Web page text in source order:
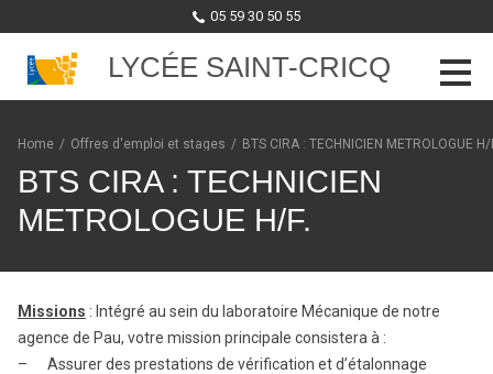
05 59 30 50 55
LYCÉE SAINT-CRICQ
Skip to content
Home / Offres d'emploi et stages / BTS CIRA : TECHNICIEN METROLOGUE H/
BTS CIRA : TECHNICIEN
METROLOGUE H/F.
Missions : Intégré au sein du laboratoire Mécanique de notre
agence de Pau, votre mission principale consistera à :
– Assurer des prestations de vérification et d’étalonnage